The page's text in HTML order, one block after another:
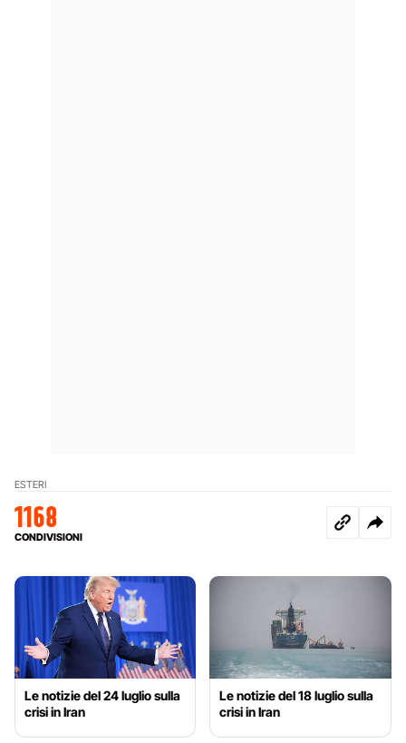
ESTERI
1168
CONDIVISIONI
Le notizie del 24 luglio sulla
crisi in Iran
Le notizie del 18 luglio sulla
crisi in Iran